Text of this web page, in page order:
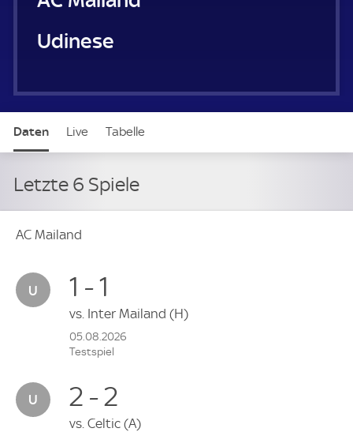
Udinese Calcio
Daten Live Tabelle
Letzte 6 Spiele
AC Mailand
1 - 1
vs. Inter Mailand (H)
05.08.2026
Testspiel
2 - 2
vs. Celtic (A)